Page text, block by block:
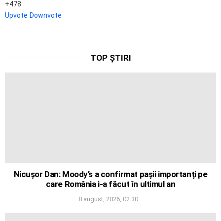
478
Upvote Downvote
TOP ȘTIRI
Nicușor Dan: Moody’s a confirmat pașii importanți pe
care România i-a făcut în ultimul an
8 august, 2026, 02:30